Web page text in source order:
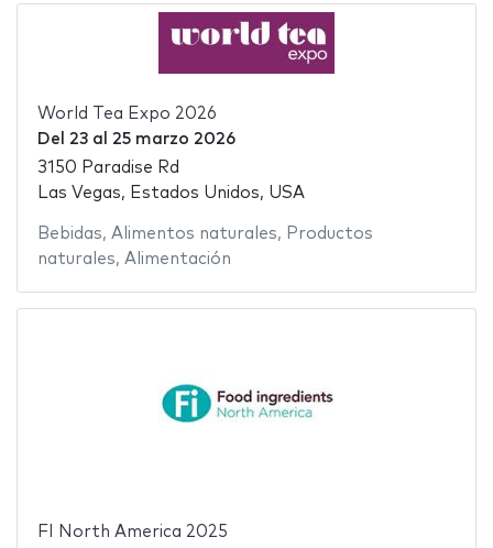
World Tea Expo 2026
Del 23al 25 marzo 2026
3150 Paradise Rd
Las Vegas, Estados Unidos, USA
Bebidas, Alimentos naturales, Productos
naturales, Alimentación
FI North America 2025